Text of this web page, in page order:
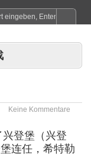
Keine Kommentare
登堡（兴登
连任，希特勒